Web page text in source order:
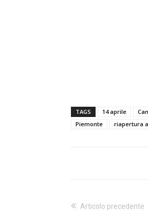
TAGS 14 aprile
Piemonte
riapertura
Articolo precedente